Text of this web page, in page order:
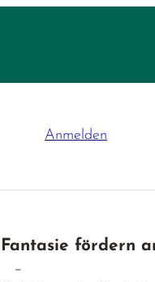
Anmelden
Fantasie fördern
–